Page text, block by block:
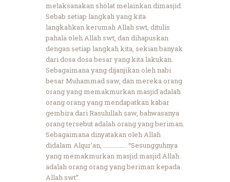
melaksanakan sholat melainkan dimasjid.
Sebab setiap langkah yang kita
langkahkan kerumah Allah swt, ditulis
pahala oleh Allah swt, dan dihapuskan
dengan setiap langkah kita, sekian banyak
dari dosa dosa besar yang kita lakukan.
Sebagaimana yang dijanjikan oleh nabi
besar Muhammad saw, dan mereka orang
orang yang memakmurkan masjid adalah
orang orang yang mendapatkan kabar
gembira dari Rasulullah saw, bahwasanya
orang tersebut adalah orang yang beriman.
Sebagaimana dinyatakan oleh Allah
didalam Alqur’an, …………….. “Sesungguhnya
yang memakmurkan masjid masjid Allah
adalah orang orang yang beriman kepada
Allah swt”.